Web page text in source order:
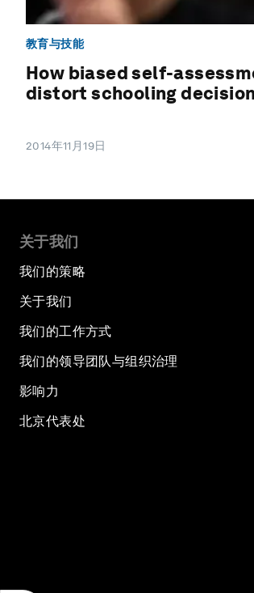
教育与技能
How biased self-
distort schooling
2014年11月19日
关于我们
我们的策略
关于我们
我们的工作方式
我们的领导团队与组织治理
影响力
北京代表处